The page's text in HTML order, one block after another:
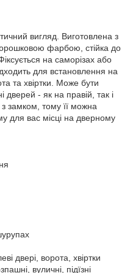
вигляд. Виготовлена з
фарбою, стійка до
на саморізах або
для встановлення на
та хвіртки. Може бути
дверей - як на правій, так і
з замком, тому її можна
для вас місці на дверному
двері, ворота, хвіртки
вуличні, підїзні